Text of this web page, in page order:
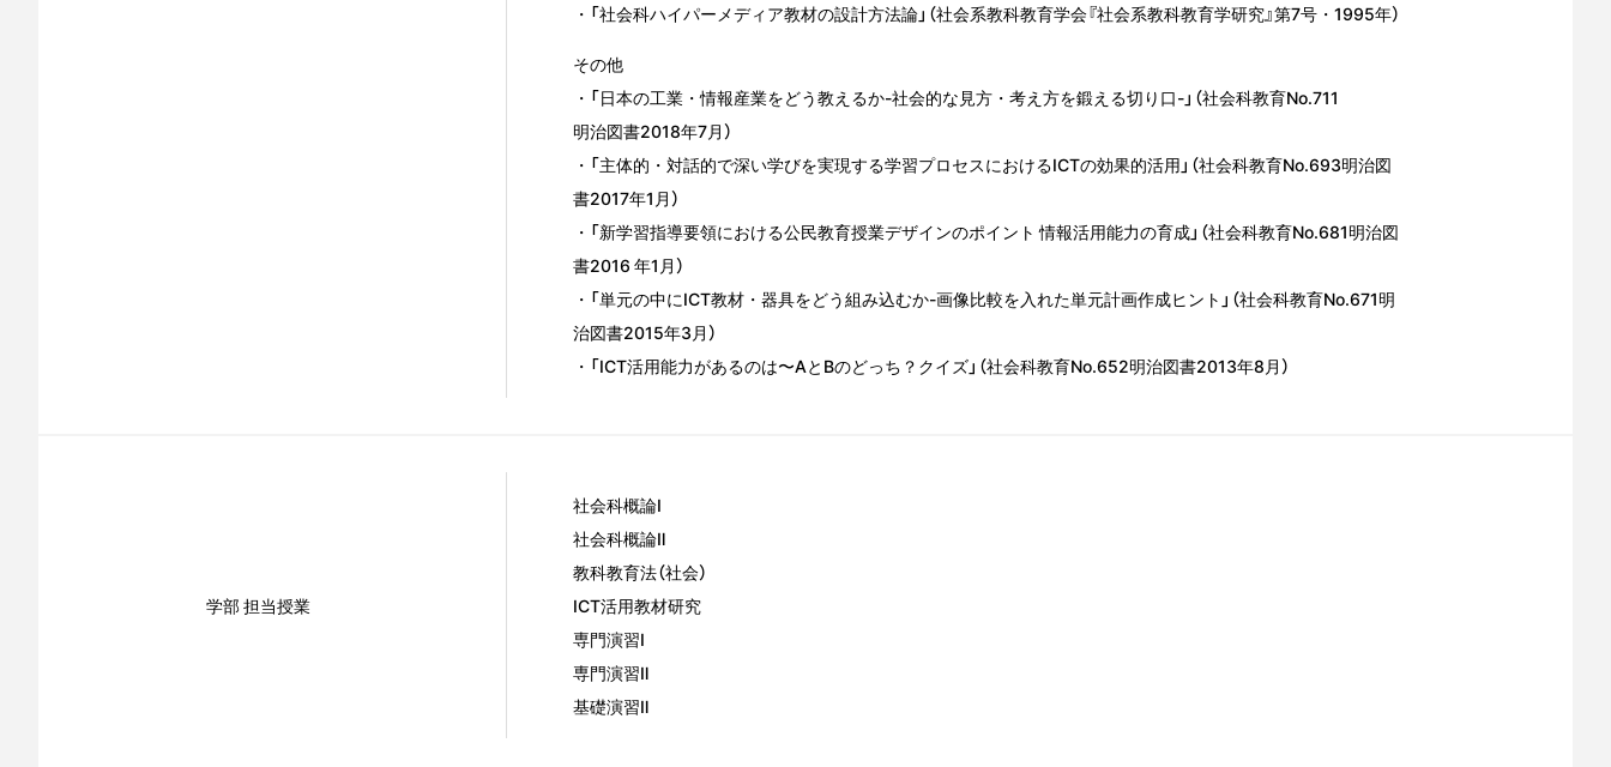
・「社会科ハイパーメディア教材の設計方法論」（社会系教科教育学会『社会系教科教育学研究』第7号・1995年）
その他
・「日本の工業・情報産業をどう教えるか-社会的な見方・考え方を鍛える切り口-」（社会科教育No.711
明治図書2018年7月）
・「主体的・対話的で深い学びを実現する学習プロセスにおけるICTの効果的活用」（社会科教育No.693明治図
書2017年1月）
・「新学習指導要領における公民教育授業デザインのポイント 情報活用能力の育成」（社会科教育No.681明治図
書2016 年1月）
・「単元の中にICT教材・器具をどう組み込むか-画像比較を入れた単元計画作成ヒント」（社会科教育No.671明
治図書2015年3月）
・「ICT活用能力があるのは〜AとBのどっち？クイズ」（社会科教育No.652明治図書2013年8月）
学部 担当授業
社会科概論Ⅰ
社会科概論Ⅱ
教科教育法（社会）
ICT活用教材研究
専門演習Ⅰ
専門演習Ⅱ
基礎演習Ⅱ